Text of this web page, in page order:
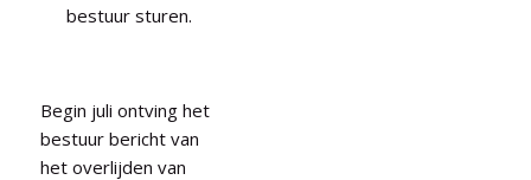
bestuur sturen.
Begin juli ontving het
bestuur bericht van
het overlijden van